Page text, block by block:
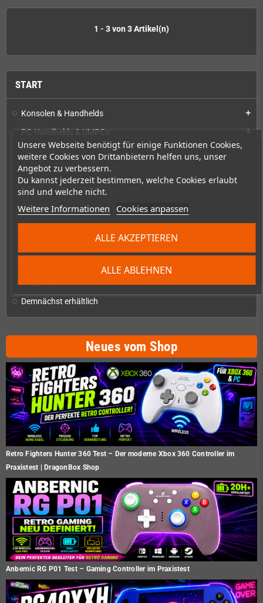
Unsere Webseite benötigt für einige Funktionen Cookies,
weitere Cookies von Drittanbietern helfen uns, unser
Angebot zu verbessern.
Du kannst jederzeit bestimmen, welche Cookies erlaubt
sind und welche nicht.
Weitere Informationen Cookies anpassen
ALLE ABLEHNEN
ALLE AKZEPTIEREN
START
Konsolen & Handhelds add
PC-Handhelds & UMPCs add
Produkte für
Spiele
Reparaturen, Mods & Ersatzteile
Zubehör
Merchandise, Zeitschriften und Bücher add
Demnächst erhältlich
Neues vom Shop
Retro Fighters Hunter 360 Test – Der moderne Xbox 360 Controller im
Praxistest | DragonBox Shop
Anbernic RG P01 Test – Gaming Controller im Praxistest
1 - 3 von 3 Artikel(n)